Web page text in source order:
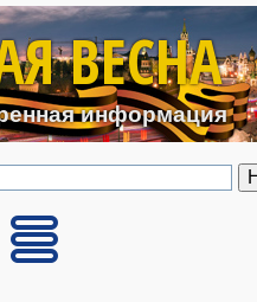
Перейти к основному
ВЕСНА
информация